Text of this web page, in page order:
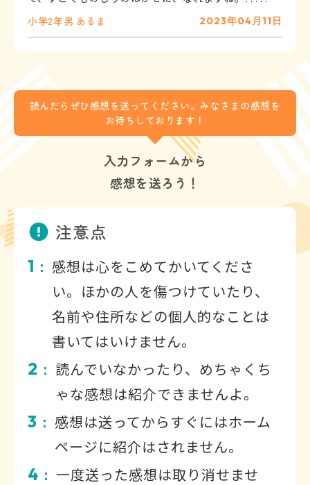
小学2年男 あるま 2023年04月11日
読んだらぜひ感想を送ってください。みなさまの感想を
お待ちしております！
入力フォームから
感想を送ろう！
注意点
1 ： 感想は心をこめてかいてくださ
い。ほかの人を傷つけていたり、
名前や住所などの個人的なことは
書いてはいけません。
2 ： 読んでいなかったり、めちゃくち
ゃな感想は紹介できませんよ。
3 ： 感想は送ってからすぐにはホーム
ページに紹介はされません。
4 ： 一度送った感想は取り消せませ